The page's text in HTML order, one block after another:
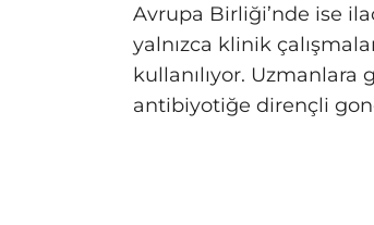
Avrupa Birliği’nde ise
yalnızca klinik
kullanılıyor.
antibiyotiğe dirençli